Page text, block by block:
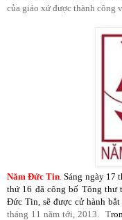
của giáo xứ được thành công
Năm Đức Tin .Sáng ngày 17
thứ 16 đã công bố Tông thư
Đức Tin, sẽ được cử hành bắt
tháng 11 năm tới, 2013. T